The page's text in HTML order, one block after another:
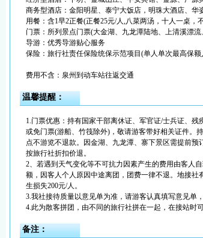
商务型酒店：金阳明星、泰宁大饭店，明珠大酒店、
用餐：含1早2正餐(正餐25元/人,八菜两汤，十人一桌，
门票：所列景点门票(大金湖、九龙潭陆地、上清溪漂
导游：优秀导游贴心服务
保险：旅行社责任保险统保示范项目(单人单次最高保额
费用不含：泉州到动车站往返交通
温馨提醒：
1.门票优惠：持有国家干部离休证、军官证/士兵证、
或免门票(游船、竹筏除外)，敬请游客带好相关证件。
点不游览不退款。因金湖、九龙潭、寨下景区需提前
按旅行社折扣价退。
2、若遇到天气变化等不可抗力因素产生的费用由客人
额，因客人个人原因中途离团，团费一律不退。地接
生损失200元/人。
3.我社接待质量以意见单为准，请游客认真填写意见单
4.此为散客拼团，由不同的旅行社拼在一起，在接站时
备注：